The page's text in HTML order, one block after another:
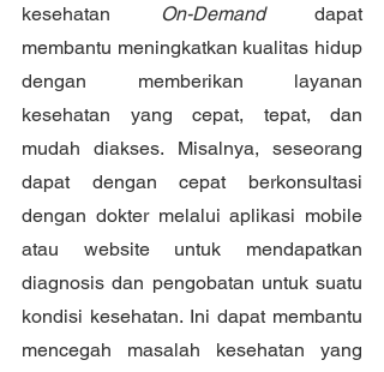
kesehatan On-Demand dapat
membantu meningkatkan kualitas hidup
dengan memberikan layanan
kesehatan yang cepat, tepat, dan
mudah diakses. Misalnya, seseorang
dapat dengan cepat berkonsultasi
dengan dokter melalui aplikasi mobile
atau website untuk mendapatkan
diagnosis dan pengobatan untuk suatu
kondisi kesehatan. Ini dapat membantu
mencegah masalah kesehatan yang